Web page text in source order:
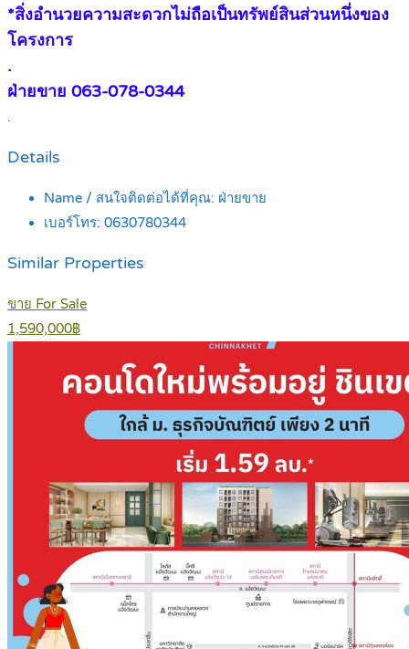
*สิ่งอำนวยความสะดวกไม่ถือเป็นทรัพย์สินส่วนหนึ่งของ
โครงการ
.
ฝ่ายขาย 063-078-0344
.
Details
Name / สนใจติดต่อได้ที่คุณ: ฝ่ายขาย
เบอร์โทร: 0630780344
Similar Properties
ขาย For Sale
1,590,000฿